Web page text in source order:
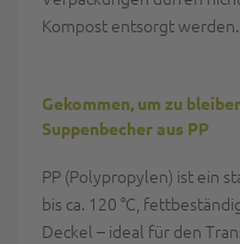
Kompost entsorgt werden.
Gekommen, um zu
Suppenbecher aus PP
PP (Polypropylen) ist ein
bis ca. 120 °C,
Deckel – ideal für den